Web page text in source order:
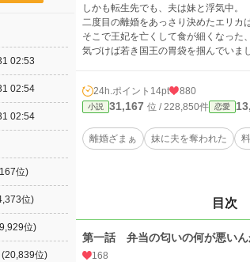
しかも転生先でも、夫は妹と浮気中。
二度目の離婚をあっさり決めたエリカ
そこで王妃を亡くして食が細くなっ
気づけば若き国王の胃袋を掴んでいま
24h.ポイント 14pt 880
小説 31,167 位 / 228,850件 恋愛
離婚ざまぁ 妹に夫を奪われた
目次
第一話 弁当の匂いの何が悪いん
168
02:53
02:54
02:54
位)
位)
位)
位)